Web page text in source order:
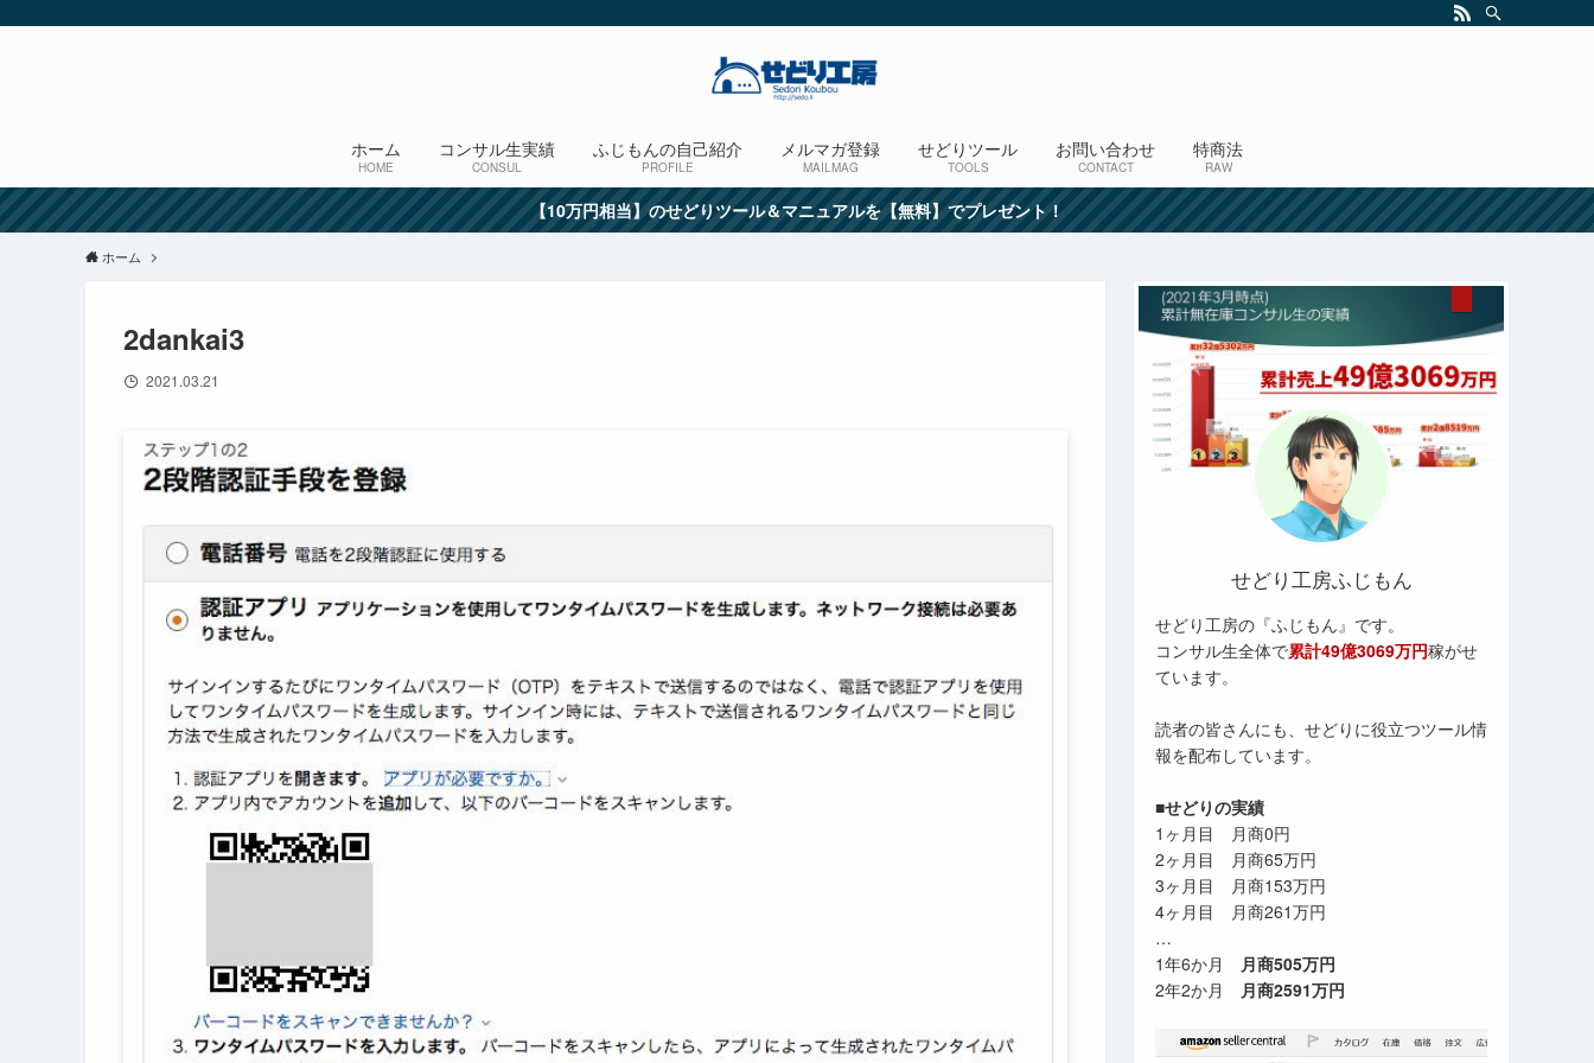
ホーム
HOME
コンサル生実績
CONSUL
ふじもんの自己紹介
PROFILE
メルマガ登録
MAILMAG
せどりツール
TOOLS
お問い合わせ
CONTACT
特商法
RAW
【10万円相当】のせどりツール＆マニュアルを【無料】でプレゼント！
ホーム
2dankai3
2021.03.21
せどり工房ふじもん
せどり工房の『ふじもん』です。
コンサル生全体で累計49億3069万円稼がせ
ています。
読者の皆さんにも、せどりに役立つツール情
報を配布しています。
■せどりの実績
1ヶ月目 月商0円
2ヶ月目 月商65万円
3ヶ月目 月商153万円
4ヶ月目 月商261万円
…
1年6か月 月商505万円
2年2か月 月商2591万円